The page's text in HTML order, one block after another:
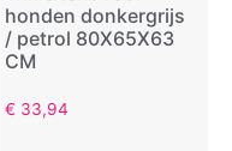
honden donkergrijs
/ petrol 80X65X63
CM
€ 33,94